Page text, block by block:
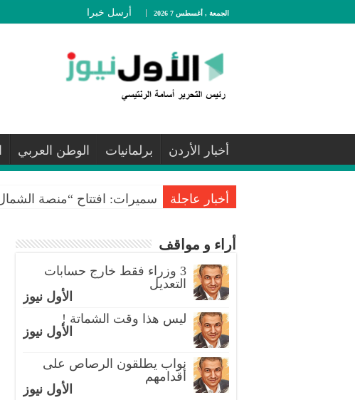
الجمعة , أغسطس 7 2026 أرسل خبرا
أخبار الأردن برلمانيات الوطن العربي
أخبار عاجلة سميرات: افتتاح “منصة
أراء و مواقف
3 وزراء فقط خارج حسابات
التعديل
الأول نيوز
ليس هذا وقت الشماتة !
الأول نيوز
نواب يطلقون الرصاص على
أقدامهم
الأول نيوز